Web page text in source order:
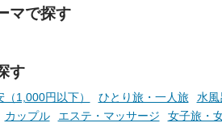
そんな
りの温
マで探す
す
（1,000円以下） ひとり旅・一人旅 水風
カップル エステ・マッサージ 女子旅・